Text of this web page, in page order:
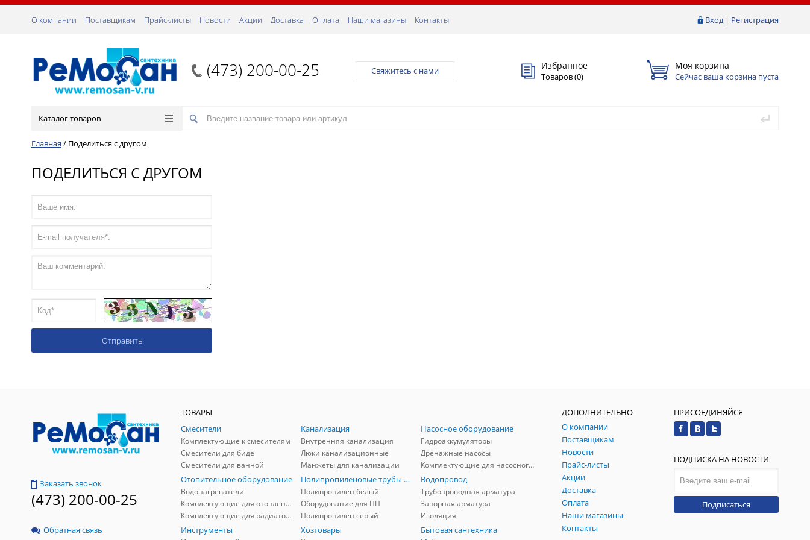
Вход| Регистрация
О компании Поставщикам Прайс-листы Новости Акции Доставка Оплата Наши магазины Контакты
(473) 200-00-25 Свяжитесь с нами Избранное
Товаров (0)
Моя корзина
Сейчас ваша корзина пуста
Каталог товаров
Главная / Поделиться с другом
ПОДЕЛИТЬСЯ С ДРУГОМ
Заказать звонок
(473) 200-00-25
Обратная связь
ТОВАРЫ
Смесители
Комплектующие к смесителям
Смесители для биде
Смесители для ванной
Канализация
Внутренняя канализация
Люки канализационные
Манжеты для канализации
Насосное оборудование
Гидроаккумуляторы
Дренажные насосы
Комплектующие для насосного оборудования
Отопительное оборудование
Водонагреватели
Комплектующие для отопления
Комплектующие для радиаторов
Полипропиленовые трубы и фитинги
Полипропилен белый
Оборудование для ПП
Полипропилен серый
Водопровод
Трубопроводная арматура
Запорная арматура
Изоляция
Инструменты Хозтовары Бытовая сантехника
ДОПОЛНИТЕЛЬНО
О компании
Поставщикам
Новости
Прайс-листы
Акции
Доставка
Оплата
Наши магазины
Контакты
ПРИСОЕДИНЯЙСЯ
ПОДПИСКА НА НОВОСТИ
Подписаться